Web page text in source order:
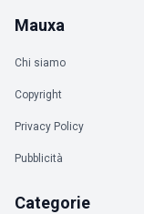
Mauxa
Chi siamo
Copyright
Privacy Policy
Pubblicità
Categorie